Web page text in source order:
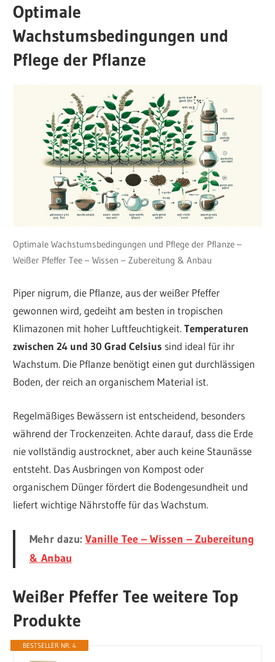
Optimale
Wachstumsbedingungen und
Pflege der Pflanze
Optimale Wachstumsbedingungen und Pflege der Pflanze –
Weißer Pfeffer Tee – Wissen – Zubereitung & Anbau
Piper nigrum, die Pflanze, aus der weißer Pfeffer
gewonnen wird, gedeiht am besten in tropischen
Klimazonen mit hoher Luftfeuchtigkeit.Temperaturen
zwischen 24 und 30 Grad Celsius sind ideal für ihr
Wachstum. Die Pflanze benötigt einen gut durchlässigen
Boden, der reich an organischem Material ist.
Regelmäßiges Bewässern ist entscheidend, besonders
während der Trockenzeiten. Achte darauf, dass die Erde
nie vollständig austrocknet, aber auch keine Staunässe
entsteht. Das Ausbringen von Kompost oder
organischem Dünger fördert die Bodengesundheit und
liefert wichtige Nährstoffe für das Wachstum.
Mehr dazu: Vanille Tee – Wissen – Zubereitung
& Anbau
Weißer Pfeffer Tee weitere Top
Produkte
BESTSELLER NR. 4